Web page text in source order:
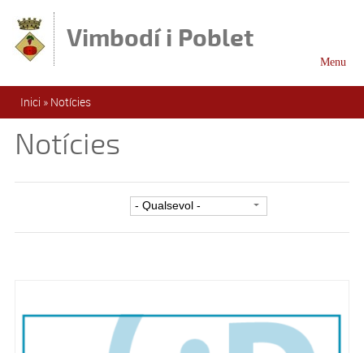
Vimbodí i Poblet
Esteu aquí
Inici » Notícies
Notícies
Menu